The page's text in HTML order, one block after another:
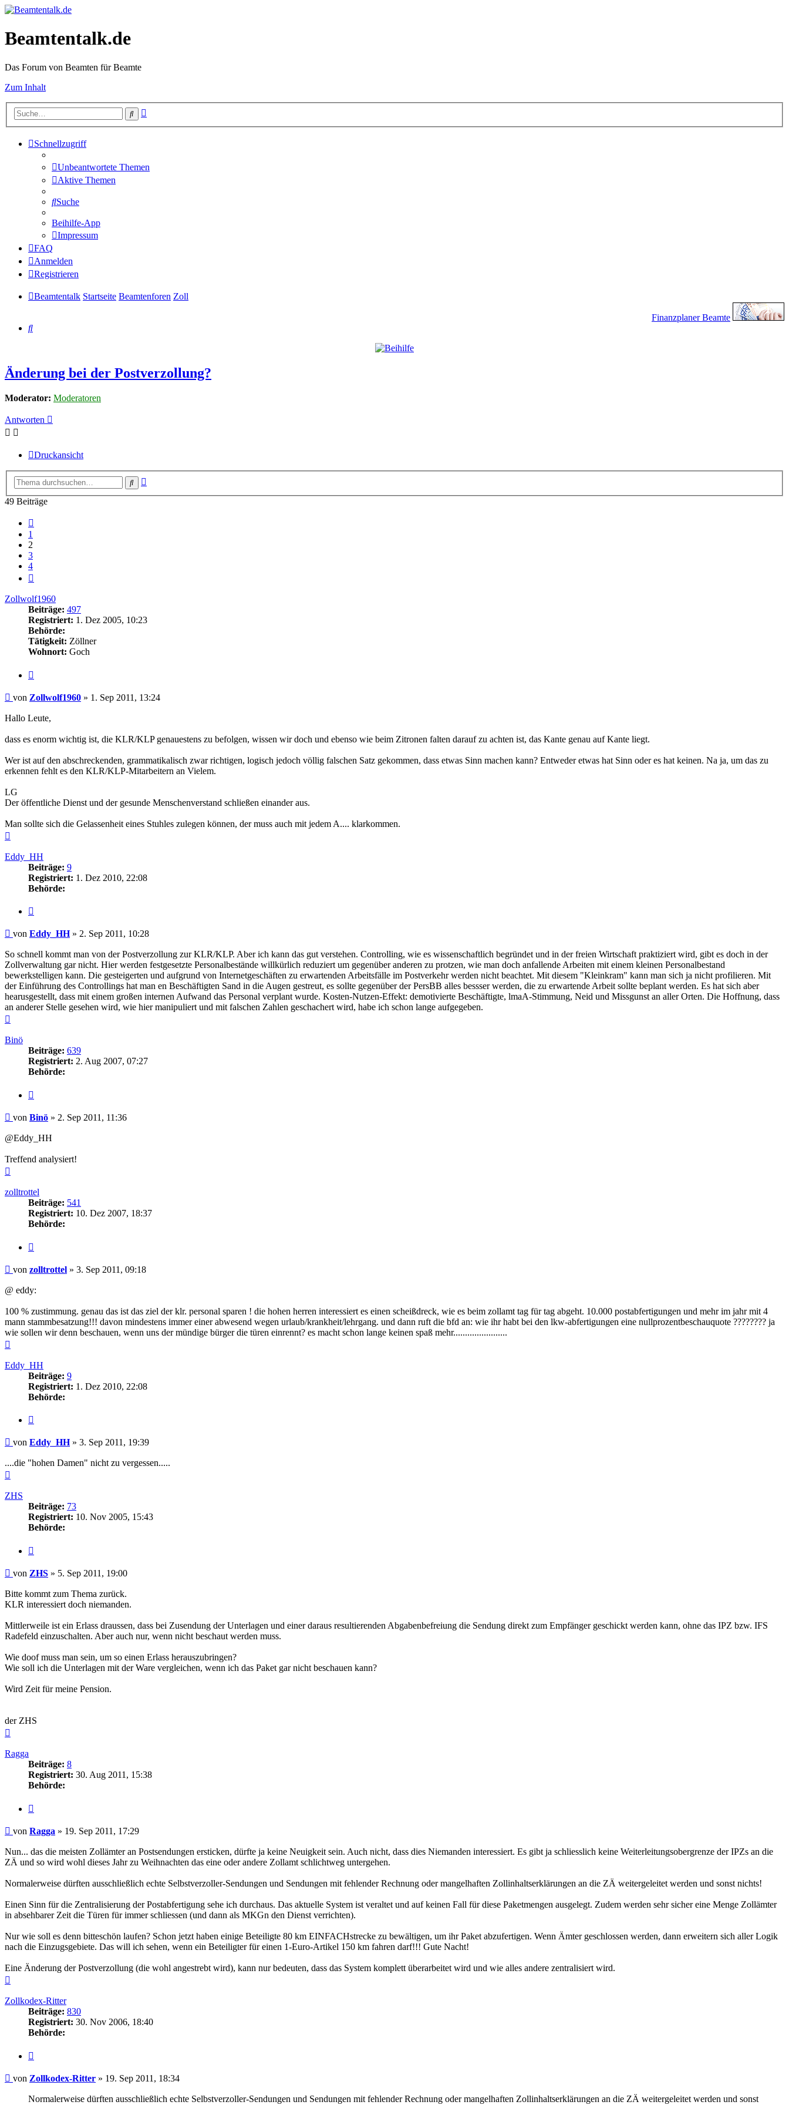
Beamtentalk.de
Das Forum von Beamten für Beamte
Zum Inhalt
Suche
Schnellzugriff
Unbeantwortete Themen
Aktive Themen
Suche
Beihilfe-App
Impressum
FAQ
Anmelden
Registrieren
Beamtentalk Startseite Beamtenforen Zoll
Finanzplaner Beamte
Suche
Änderung bei der Postverzollung?
Moderator: Moderatoren
Antworten
Druckansicht
Suche
49 Beiträge
1
2
3
4
Zollwolf1960
Beiträge: 497
Registriert: 1. Dez 2005, 10:23
Behörde:
Tätigkeit: Zöllner
Wohnort: Goch
Beitrag
von Zollwolf1960 » 1. Sep 2011, 13:24
Hallo Leute,
dass es enorm wichtig ist, die KLR/KLP genauestens zu befolgen, wissen wir doch und ebenso wie beim Zitronen falten darauf zu achten ist, das Kante genau auf Kante liegt.
Wer ist auf den abschreckenden, grammatikalisch zwar richtigen, logisch jedoch völlig falschen Satz gekommen, dass etwas Sinn machen kann? Entweder etwas hat Sinn oder es hat keinen. Na ja, um das zu
erkennen fehlt es den KLR/KLP-Mitarbeitern an Vielem.
LG
Der öffentliche Dienst und der gesunde Menschenverstand schließen einander aus.
Man sollte sich die Gelassenheit eines Stuhles zulegen können, der muss auch mit jedem A.... klarkommen.
Eddy_HH
Beiträge: 9
Registriert: 1. Dez 2010, 22:08
Behörde:
Beitrag
von Eddy_HH» 2. Sep 2011, 10:28
So schnell kommt man von der Postverzollung zur KLR/KLP. Aber ich kann das gut verstehen. Controlling, wie es wissenschaftlich begründet und in der freien Wirtschaft praktiziert wird, gibt es doch in der
Zollverwaltung gar nicht. Hier werden festgesetzte Personalbestände willkürlich reduziert um gegenüber anderen zu protzen, wie man doch anfallende Arbeiten mit einem kleinen Personalbestand
bewerkstelligen kann. Die gesteigerten und aufgrund von Internetgeschäften zu erwartenden Arbeitsfälle im Postverkehr werden nicht beachtet. Mit diesem "Kleinkram" kann man sich ja nicht profilieren. Mit
der Einführung des Controllings hat man en Beschäftigten Sand in die Augen gestreut, es sollte gegenüber der PersBB alles bessser werden, die zu erwartende Arbeit sollte beplant werden. Es hat sich aber
hearusgestellt, dass mit einem großen internen Aufwand das Personal verplant wurde. Kosten-Nutzen-Effekt: demotivierte Beschäftigte, lmaA-Stimmung, Neid und Missgunst an aller Orten. Die Hoffnung, dass
an anderer Stelle gesehen wird, wie hier manipuliert und mit falschen Zahlen geschachert wird, habe ich schon lange aufgegeben.
Binö
Beiträge: 639
Registriert: 2. Aug 2007, 07:27
Behörde:
Beitrag
von Binö » 2. Sep 2011, 11:36
@Eddy_HH
Treffend analysiert!
zolltrottel
Beiträge: 541
Registriert: 10. Dez 2007, 18:37
Behörde:
Beitrag
von zolltrottel » 3. Sep 2011, 09:18
@ eddy:
100 % zustimmung. genau das ist das ziel der klr. personal sparen ! die hohen herren interessiert es einen scheißdreck, wie es beim zollamt tag für tag abgeht. 10.000 postabfertigungen und mehr im jahr mit 4
mann stammbesatzung!!! davon mindestens immer einer abwesend wegen urlaub/krankheit/lehrgang. und dann ruft die bfd an: wie ihr habt bei den lkw-abfertigungen eine nullprozentbeschauquote ???????? ja
wie sollen wir denn beschauen, wenn uns der mündige bürger die türen einrennt? es macht schon lange keinen spaß mehr.......................
Eddy_HH
Beiträge: 9
Registriert: 1. Dez 2010, 22:08
Behörde:
Beitrag
von Eddy_HH» 3. Sep 2011, 19:39
....die "hohen Damen" nicht zu vergessen.....
ZHS
Beiträge: 73
Registriert: 10. Nov 2005, 15:43
Behörde:
Beitrag
von ZHS » 5. Sep 2011, 19:00
Bitte kommt zum Thema zurück.
KLR interessiert doch niemanden.
Mittlerweile ist ein Erlass draussen, dass bei Zusendung der Unterlagen und einer daraus resultierenden Abgabenbefreiung die Sendung direkt zum Empfänger geschickt werden kann, ohne das IPZ bzw. IFS
Radefeld einzuschalten. Aber auch nur, wenn nicht beschaut werden muss.
Wie doof muss man sein, um so einen Erlass herauszubringen?
Wie soll ich die Unterlagen mit der Ware vergleichen, wenn ich das Paket gar nicht beschauen kann?
Wird Zeit für meine Pension.
der ZHS
Ragga
Beiträge: 8
Registriert: 30. Aug 2011, 15:38
Behörde:
Beitrag
von Ragga » 19. Sep 2011, 17:29
Nun... das die meisten Zollämter an Postsendungen ersticken, dürfte ja keine Neuigkeit sein. Auch nicht, dass dies Niemanden interessiert. Es gibt ja schliesslich keine Weiterleitungsobergrenze der IPZs an die
ZÄ und so wird wohl dieses Jahr zu Weihnachten das eine oder andere Zollamt schlichtweg untergehen.
Normalerweise dürften ausschließlich echte Selbstverzoller-Sendungen und Sendungen mit fehlender Rechnung oder mangelhaften Zollinhaltserklärungen an die ZÄ weitergeleitet werden und sonst nichts!
Einen Sinn für die Zentralisierung der Postabfertigung sehe ich durchaus. Das aktuelle System ist veraltet und auf keinen Fall für diese Paketmengen ausgelegt. Zudem werden sehr sicher eine Menge Zollämter
in absehbarer Zeit die Türen für immer schliessen (und dann als MKGn den Dienst verrichten).
Nur wie soll es denn bitteschön laufen? Schon jetzt haben einige Beteiligte 80 km EINFACHstrecke zu bewältigen, um ihr Paket abzufertigen. Wenn Ämter geschlossen werden, dann erweitern sich aller Logik
nach die Einzugsgebiete. Das will ich sehen, wenn ein Beteiligter für einen 1-Euro-Artikel 150 km fahren darf!!! Gute Nacht!
Eine Änderung der Postverzollung (die wohl angestrebt wird), kann nur bedeuten, dass das System komplett überarbeitet wird und wie alles andere zentralisiert wird.
Zollkodex-Ritter
Beiträge: 830
Registriert: 30. Nov 2006, 18:40
Behörde:
Beitrag
von Zollkodex-Ritter » 19. Sep 2011, 18:34
Normalerweise dürften ausschließlich echte Selbstverzoller-Sendungen und Sendungen mit fehlender Rechnung oder mangelhaften Zollinhaltserklärungen an die ZÄ weitergeleitet werden und sonst